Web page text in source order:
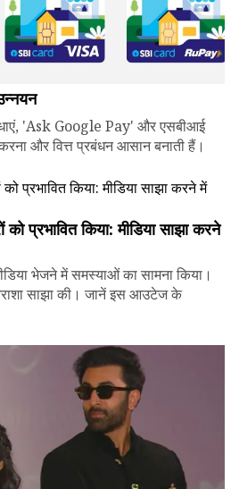
'Ask Google Pay' और एसबीआई
और वित्त प्रबंधन आसान बनाती हैं।
प्रभावित किया: मीडिया साझा करने
भेजने में समस्याओं का सामना किया।
साझा की। जानें इस आउटेज के